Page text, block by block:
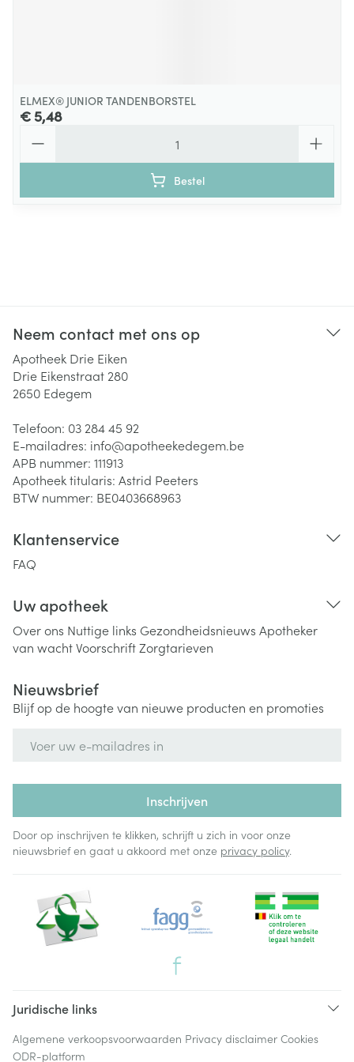
ELMEX® JUNIOR TANDENBORSTEL
€ 5,48
Bestel
Neem contact met ons op
Apotheek Drie Eiken
Drie Eikenstraat 280
2650 Edegem
Telefoon: 03 284 45 92
E-mailadres: info@apotheekedegem.be
APB nummer: 111913
Apotheek titularis: Astrid Peeters
BTW nummer: BE0403668963
Klantenservice
FAQ
Uw apotheek
Over ons Nuttige links Gezondheidsnieuws Apotheker
van wachtVoorschriftZorgtarieven
Nieuwsbrief
Blijf op de hoogte van nieuwe producten en promoties
Inschrijven
Door op inschrijven te klikken, schrijft u zich in voor onze
nieuwsbrief en gaat u akkoord met onze privacy policy.
Juridische links
Algemene verkoopsvoorwaarden Privacy disclaimer Cookies
ODR-platform